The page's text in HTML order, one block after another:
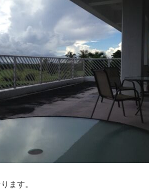
ます。